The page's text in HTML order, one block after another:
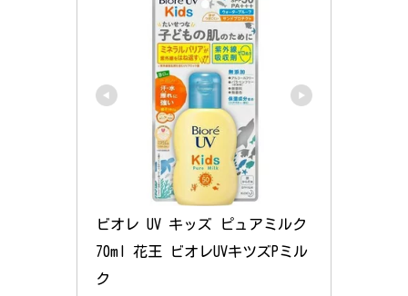
ビオレ UV キッズ ピュアミルク
70ml 花王 ビオレUVキツズPミル
ク